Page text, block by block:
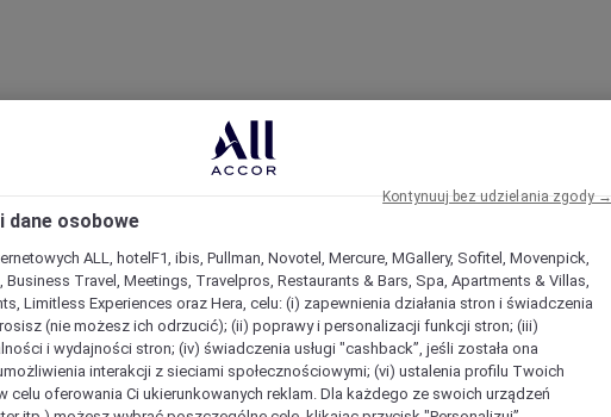
dane osobowe
ALL, hotelF1, ibis, Pullman, Novotel, Mercure, MGallery, Sofitel, Movenpick,
Business Travel, Meetings, Travelpros, Restaurants & Bars, Spa, Apartments & Villas,
Limitless Experiences oraz Hera, celu: (i) zapewnienia działania stron i świadczenia
(nie możesz ich odrzucić); (ii) poprawy i personalizacji funkcji stron; (iii)
i wydajności stron; (iv) świadczenia usługi "cashback”, jeśli została ona
interakcji z sieciami społecznościowymi; (vi) ustalenia profilu Twoich
celu oferowania Ci ukierunkowanych reklam. Dla każdego ze swoich urządzeń
Kontynuuj bez udzielania zgody →